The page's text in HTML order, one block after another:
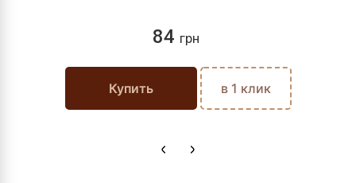
84 грн
Купить в 1 клик